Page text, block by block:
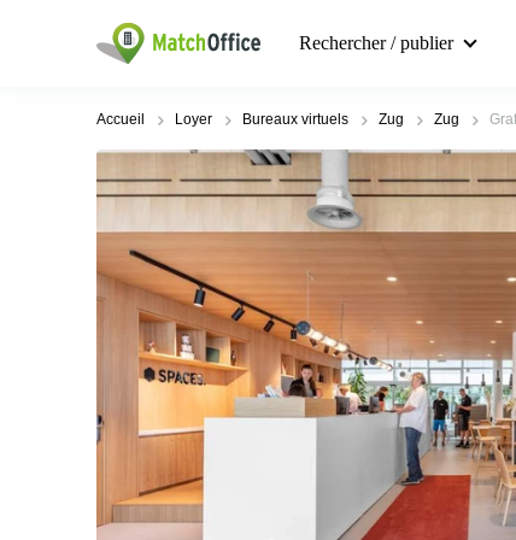
Rechercher / publier
Accueil Loyer Bureaux virtuels Zug Zug